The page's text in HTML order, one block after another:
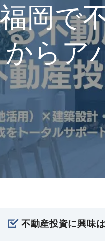
福岡で
からア
不動産投資に興味